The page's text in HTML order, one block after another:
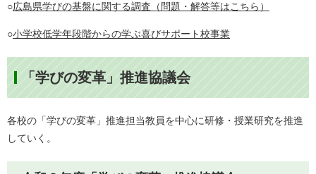
○広島県学びの基盤に関する調査（問題・解答等はこちら）
○小学校低学年段階からの学ぶ喜びサポート校事業
「学びの変革」推進協議会
各校の「学びの変革」推進担当教員を中心に研修・授業研究を推進
していく。